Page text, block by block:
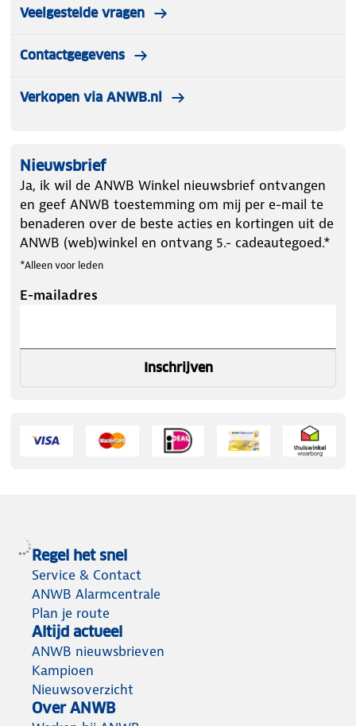
Veelgestelde vragen
Contactgegevens
Verkopen via ANWB.nl
Nieuwsbrief
Ja, ik wil de ANWB Winkel nieuwsbrief ontvangen
en geef ANWB toestemming om mij per e-mail te
benaderen over de beste acties en kortingen uit de
ANWB (web)winkel en ontvang 5.- cadeautegoed.*
*Alleen voor leden
E-mailadres
Inschrijven
Regel het snel
Service & Contact
ANWB Alarmcentrale
Plan je route
Altijd actueel
ANWB nieuwsbrieven
Kampioen
Nieuwsoverzicht
Over ANWB